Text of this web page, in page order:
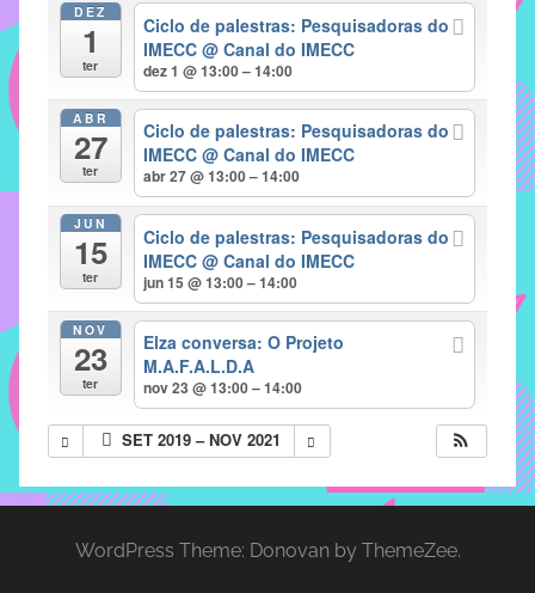
pacificadoras
problemas
verificados
instituto,
para
prevenção
DEZ
1
ter
Ciclo de palestras: Pesquisadoras do
IMECC@ Canal do IMECC
dez 1 @ 13:00 – 14:00
ABR
27
ter
Ciclo de palestras: Pesquisadoras do
IMECC@ Canal do IMECC
abr 27 @ 13:00 – 14:00
JUN
15
ter
Ciclo de palestras: Pesquisadoras do
IMECC@ Canal do IMECC
jun 15 @ 13:00 – 14:00
NOV
23
ter
Elza conversa: O Projeto
M.A.F.A.L.D.A
nov 23 @ 13:00 – 14:00
SET 2019 – NOV 2021
WordPress Theme: Donovan by ThemeZee.